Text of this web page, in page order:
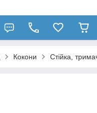
Кокони Стійка,